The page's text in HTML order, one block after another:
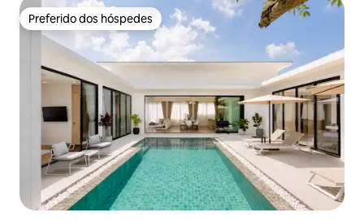
Preferido dos hóspedes
Preferido dos hóspedes